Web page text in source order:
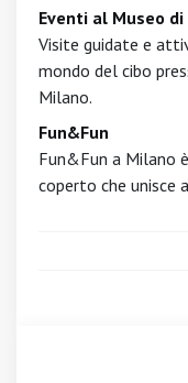
Eventi al Museo
Visite guidate e
mondo del cibo
Milano.
Fun&Fun
Fun&Fun a Milano
coperto che unisce